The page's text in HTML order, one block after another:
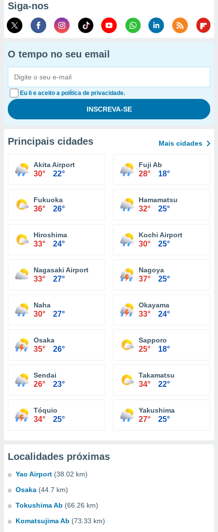
Siga-nos
O tempo no seu email
Eu li e aceito a política de privacidade.
Principais cidades Mais cidades
Akita Airport
30° 22°
Fuji Ab
28° 18°
Fukuoka
36° 26°
Hamamatsu
32° 25°
Hiroshima
33° 24°
Kochi Airport
30° 25°
Nagasaki Airport
33° 27°
Nagoya
37° 25°
Naha
30° 27°
Okayama
33° 24°
Osaka
35° 26°
Sapporo
25° 18°
Sendai
26° 23°
Takamatsu
34° 22°
Tóquio
34° 25°
Yakushima
27° 25°
Localidades próximas
Yao Airport (38.02 km)
Osaka (44.7 km)
Tokushima Ab (66.26 km)
Komatsujima Ab (73.33 km)